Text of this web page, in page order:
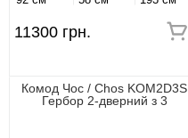
11300 грн.
Комод Чос / Chos KOM2D3S
Гербор 2-дверний з 3